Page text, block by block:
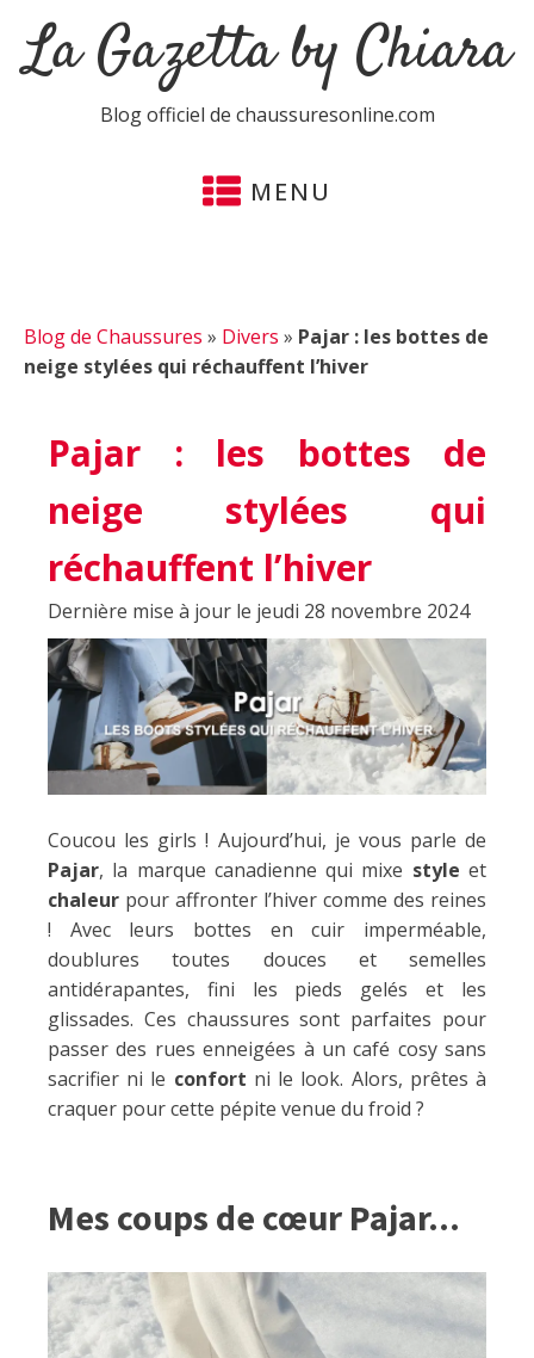
La Gazetta by Chiara
Blog officiel de chaussuresonline.com
MENU
Blog de Chaussures » Divers » Pajar : les bottes de
neige stylées qui réchauffent l’hiver
Pajar : les bottes de
neige stylées qui
réchauffent l’hiver
Dernière mise à jour le jeudi 28 novembre 2024
Coucou les girls ! Aujourd’hui, je vous parle de
Pajar, la marque canadienne qui mixe styleet
chaleur pour affronter l’hiver comme des reines
! Avec leurs bottes en cuir imperméable,
doublures toutes douces et semelles
antidérapantes, fini les pieds gelés et les
glissades. Ces chaussures sont parfaites pour
passer des rues enneigées à un café cosy sans
sacrifier ni le confort ni le look. Alors, prêtes à
craquer pour cette pépite venue du froid ?
Mes coups de cœur Pajar...